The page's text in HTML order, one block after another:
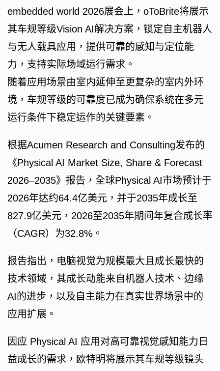
embedded world 2026展会上，oToBrite将展示
其车规等级Vision AI解决方案，锁定自主机器人
与无人载具应用，提供可靠的感知与定位能
力，支持实际场域运行需求。
随着应用场景由室内延伸至更复杂的室内外环
境，车规等级的可靠度已成为确保系统在多元
运行条件下稳定运作的关键要素。
根据Acumen Research and Consulting发布的
《Physical AI Market Size, Share & Forecast
2026–2035》报告，全球Physical AI市场预计于
2026年达约64.4亿美元，并于2035年成长至
827.9亿美元，2026至2035年期间年复合成长率
（CAGR）为32.8%。
报告指出，电脑视觉为规模最大且成长最快的
技术领域，其成长动能来自机器人技术、边缘
AI的进步，以及自主能力在真实世界场景中的
应用扩展。
因应 Physical AI 应用对高可靠视觉感知能力日
益成长的需求，欧特明将展示其车规等级镜头